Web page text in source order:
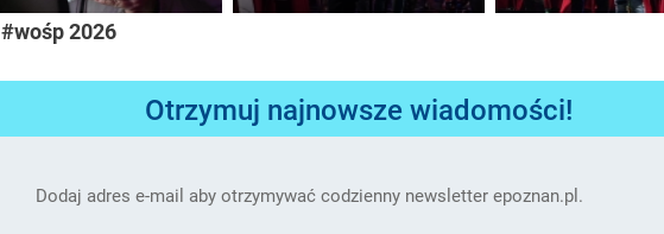
#wośp 2026
Otrzymuj najnowsze wiadomości!
Dodaj adres e-mail aby otrzymywać codzienny newsletter epoznan.pl.